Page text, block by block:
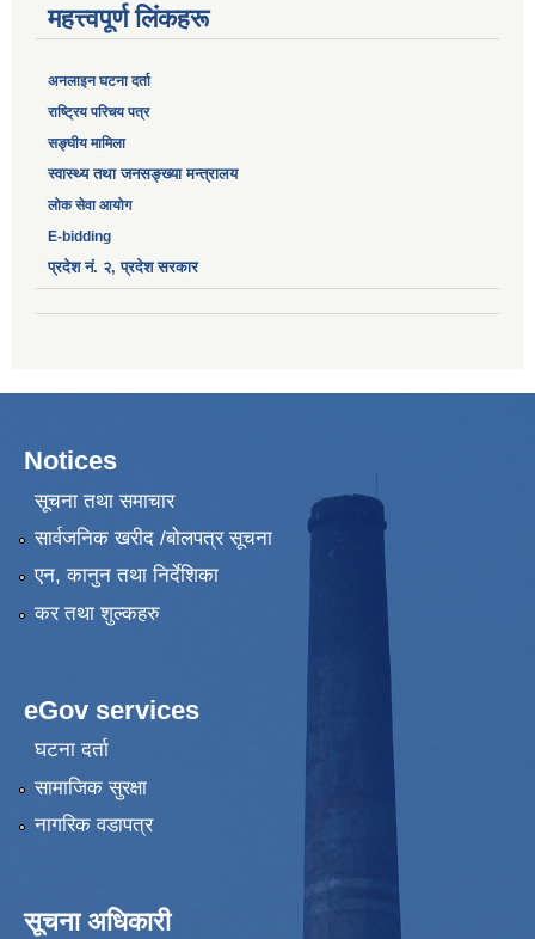
महत्त्वपूर्ण लिंकहरू
अनलाइन घटना दर्ता
‎राष्ट्रिय परिचय पत्र
सङ्‍घीय मामिला
स्वास्थ्य तथा जनसङ्ख्या मन्त्रालय
लोक सेवा आयोग
E-bidding
प्रदेश नं. २, प्रदेश सरकार
Notices
सूचना तथा समाचार
सार्वजनिक खरीद /बोलपत्र सूचना
एन, कानुन तथा निर्देशिका
कर तथा शुल्कहरु
eGov services
घटना दर्ता
सामाजिक सुरक्षा
नागरिक वडापत्र
सूचना अधिकारी